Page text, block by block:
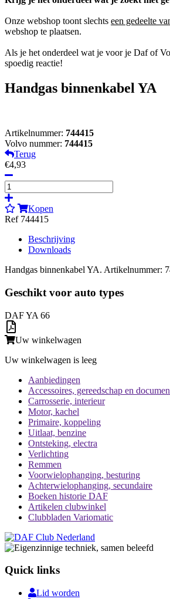
Onze webshop toont slechts een gedeelte
webshop te plaatsen.
Als je het onderdeel wat je voor je Daf of
spoedig reactie!
Handgas binnenkabel YA
Artikelnummer: 744415
Volvo nummer: 744415
Terug
€4,93
Kopen
Ref 744415
Beschrijving
Downloads
Handgas binnenkabel YA. Artikelnummer:
Geschikt voor auto types
DAF YA 66
Uw winkelwagen
Uw winkelwagen is leeg
Aanbiedingen
Accessoires, gereedschap en
Carrosserie, interieur
Motor, kachel
Primaire, koppeling
Uitlaat, benzine
Ontsteking, electra
Verlichting
Remmen
Voorwielophanging, besturing
Achterwielophanging, secundaire
Boeken historie DAF
Artikelen clubwinkel
Clubbladen Variomatic
Quick links
Lid worden